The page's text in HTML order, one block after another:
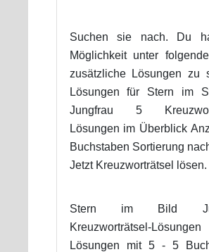
Suchen sie nach. Du
Möglichkeit unter
zusätzliche Lösungen zu
Lösungen für Stern im
Jungfrau 5
Lösungen im Überblick
Buchstaben Sortierung
Jetzt Kreuzworträtsel lösen.
Stern im Bild
Kreuzworträtsel-
Lösungen mit 5 - 5